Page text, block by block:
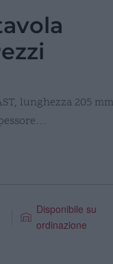
lunghezza 205
Disponibile su
ordinazione